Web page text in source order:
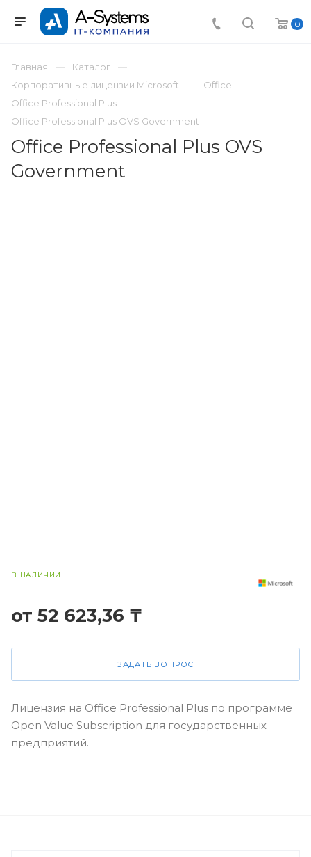
0
Главная
Каталог
Корпоративные лицензии Microsoft
Office
Office Professional Plus
Office Professional Plus OVS Government
Office Professional Plus OVS
Government
В НАЛИЧИИ
от 52 623,36 ₸
ЗАДАТЬ ВОПРОС
Лицензия на Office Professional Plus по программе
Open Value Subscription для государственных
предприятий.